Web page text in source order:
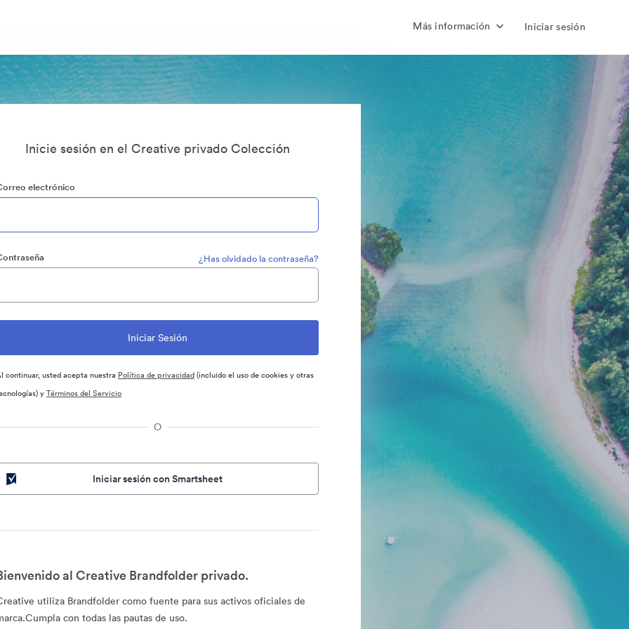
Más información Iniciar sesión
Inicie sesión en el Creative privado Colección
electrónico
¿Has olvidado la contraseña?
continuar, usted acepta nuestra Política de privacidad(incluido el uso de cookies y otras
yTérminos del Servicio
O
Iniciar sesión con Smartsheet
al Creative Brandfolder privado.
utiliza Brandfolder como fuente para sus activos oficiales de
con todas las pautas de uso.